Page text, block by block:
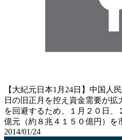
【大紀元日本1月24日】中国人
日の旧正月を控え資金需要が拡
を回避するため、１月２０日、
億元（約８兆４１５０億円）を
2014/01/24